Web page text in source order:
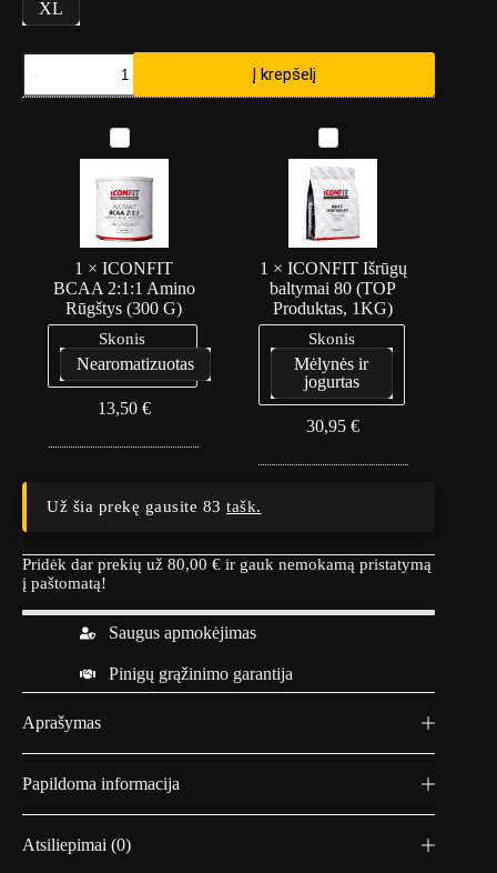
XL
produkto
Sauna
Į krepšelį
I
C
N
F
I
T
B
C
A
A
2
:
1
:
1
o
ū
g
t
y
s
(
3
)
1 ×ICONFIT
BCAA 2:1:1 Amino
Rūgštys (300 G)
Skonis
Nearomatizuotas
13,50 €
I
C
O
N
F
I
T
I
š
r
ū
g
ų
b
a
l
t
0
(
O
t
,
1 × ICONFIT Išrūgų
baltymai 80 (TOP
Produktas, 1KG)
Skonis
Mėlynės ir
jogurtas
30,95€
Už šia prekę gausite 83 tašk.
Pridėk dar prekių už 80,00 € ir gauk nemokamą pristatymą
į paštomatą!
Saugus apmokėjimas
Pinigų grąžinimo garantija
Aprašymas
Papildoma informacija
Atsiliepimai (0)